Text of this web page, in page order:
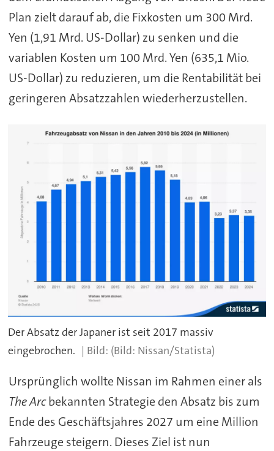
Plan zielt darauf ab, die Fixkosten um 300 Mrd.
Yen (1,91 Mrd. US-Dollar) zu senken und die
variablen Kosten um 100 Mrd. Yen (635,1 Mio.
US-Dollar) zu reduzieren, um die Rentabilität bei
geringeren Absatzzahlen wiederherzustellen.
Der Absatz der Japaner ist seit 2017 massiv
eingebrochen.
(Bild: Nissan/Statista)
Ursprünglich wollte Nissan im Rahmen einer als
The Arcbekannten Strategie den Absatz bis zum
Ende des Geschäftsjahres 2027 um eine Million
Fahrzeuge steigern. Dieses Ziel ist nun